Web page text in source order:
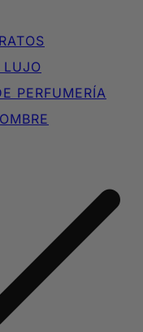
LUJO
PERFUMERÍA